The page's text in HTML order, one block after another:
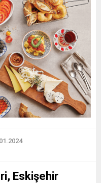
Eskişehir